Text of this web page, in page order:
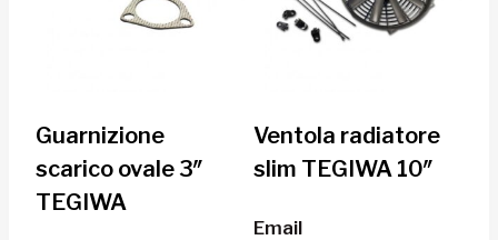
Guarnizione
scarico ovale 3″
TEGIWA
Ventola radiatore
slim TEGIWA 10″
Email